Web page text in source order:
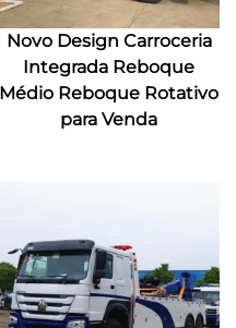
Novo Design Carroceria
Integrada Reboque
Médio Reboque Rotativo
para Venda